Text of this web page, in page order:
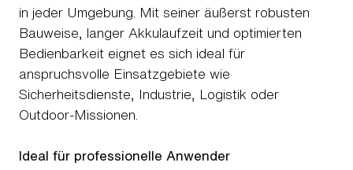
in jeder Umgebung. Mit seiner äußerst robusten
Bauweise, langer Akkulaufzeit und optimierten
Bedienbarkeit eignet es sich ideal für
anspruchsvolle Einsatzgebiete wie
Sicherheitsdienste, Industrie, Logistik oder
Outdoor-Missionen.
Ideal für professionelle Anwender